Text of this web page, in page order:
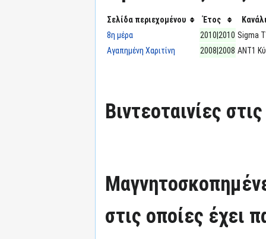
Σελίδα περιεχομένου Έτος
8η μέρα
2010|2010 Sigma
Αγαπημένη Χαριτίνη
2008|2008 ΑΝΤ1
Βιντεοταινίες
στις οποίες έχει